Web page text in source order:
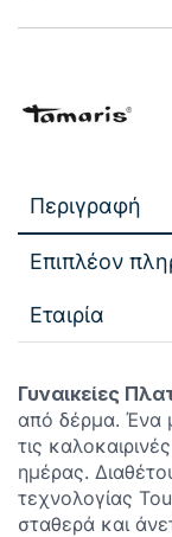
Περιγραφή
Επιπλέον
Εταιρία
Γυναικείες
από δέρμα. Ένα
τις
ημέρας.
τεχνολογίας
σταθερά και